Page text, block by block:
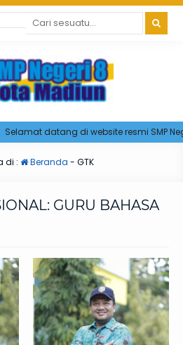
Selamat datang di website resmi SMP
di : Beranda - GTK
GURU BAHASA